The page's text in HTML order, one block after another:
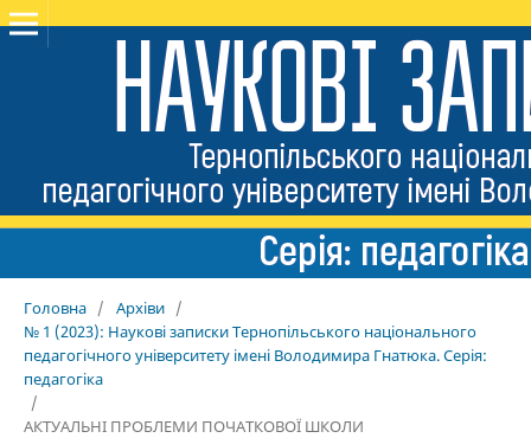
Головна / Архіви /
№ 1 (2023): Наукові записки Тернопільського національного
педагогічного університету імені Володимира Гнатюка. Серія:
педагогіка
/
АКТУАЛЬНІ ПРОБЛЕМИ ПОЧАТКОВОЇ ШКОЛИ